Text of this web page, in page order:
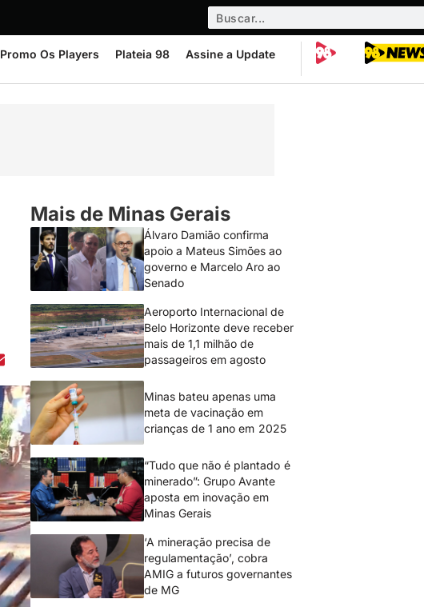
Promo Os Players Plateia 98 Assine a Update
Mais de Minas Gerais
Álvaro Damião confirma
apoio a Mateus Simões ao
governo e Marcelo Aro ao
Senado
Aeroporto Internacional de
Belo Horizonte deve receber
mais de 1,1 milhão de
passageiros em agosto
Minas bateu apenas uma
meta de vacinação em
crianças de 1 ano em 2025
“Tudo que não é plantado é
minerado”: Grupo Avante
aposta em inovação em
Minas Gerais
‘A mineração precisa de
regulamentação’, cobra
AMIG a futuros governantes
de MG